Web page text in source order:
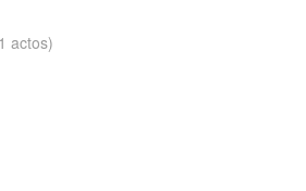
actos)